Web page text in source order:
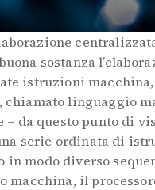
sostanza
istruzioni
linguaggio
da questo punto di
serie ordinata di
modo diverso
il